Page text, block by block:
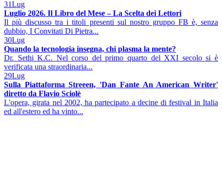
31Lug
Luglio 2026. Il Libro del Mese – La Scelta dei Lettori
Il più discusso tra i titoli presenti sul nostro gruppo FB è, senza
dubbio, I Convitati Di Pietra...
30Lug
Quando la tecnologia insegna, chi plasma la mente?
Dr. Sethi K.C. Nel corso del primo quarto del XXI secolo si è
verificata una straordinaria...
29Lug
Sulla Piattaforma Streeen, 'Dan Fante An American Writer'
diretto da Flavio Sciolè
L'opera, girata nel 2002, ha partecipato a decine di festival in Italia
ed all'estero ed ha vinto...